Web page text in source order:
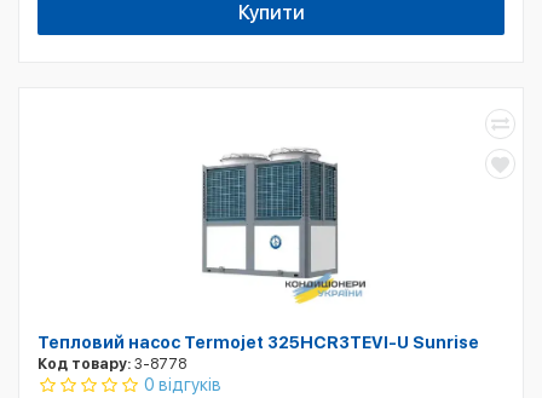
Купити
Тепловий насос Termojet 325HCR3TEVI-U Sunrise
Код товару: 3-8778
0 відгуків